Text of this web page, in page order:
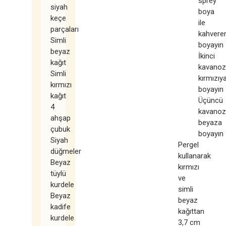
siyah
keçe
parçaları
Simli
beyaz
kağıt
Simli
kırmızı
kağıt
4
ahşap
çubuk
Siyah
düğmeler
Beyaz
tüylü
kurdele
Beyaz
kadife
kurdele
boya
ile
boyayın
İkinci
kırmızıya
boyayın
Üçüncü
beyaza
boyayın
Pergel
kullanarak
kırmızı
ve
simli
beyaz
kağıttan
3,7 cm